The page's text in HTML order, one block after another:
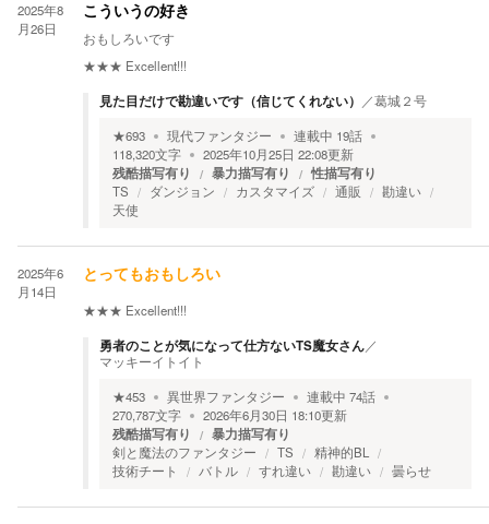
2025年8
月26日
こういうの好き
おもしろいです
★★★ Excellent!!!
見た目だけで勘違いです（信じてくれない） ／葛城２号
★693 現代ファンタジー 連載中 19話
118,320文字 2025年10月25日 22:08更新
残酷描写有り 暴力描写有り 性描写有り
TS ダンジョン カスタマイズ 通販
勘違い
天使
2025年6
月14日
とってもおもしろい
★★★ Excellent!!!
勇者のことが気になって仕方ないTS魔女さん／
マッキーイトイト
★453 異世界ファンタジー 連載中 74話
270,787文字 2026年6月30日 18:10更新
残酷描写有り 暴力描写有り
剣と魔法のファンタジー TS
精神的BL
技術チート
バトル すれ違い 勘違い 曇らせ